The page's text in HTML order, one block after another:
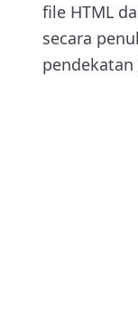
file HTML
secara